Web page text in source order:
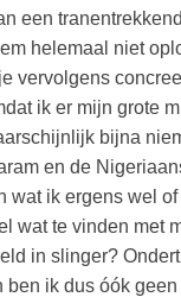
een
helemaal niet
vervolgens
ik er mijn grote
bijna
en de
wat ik ergens wel
wat te vinden met
in slinger?
ik dus óók